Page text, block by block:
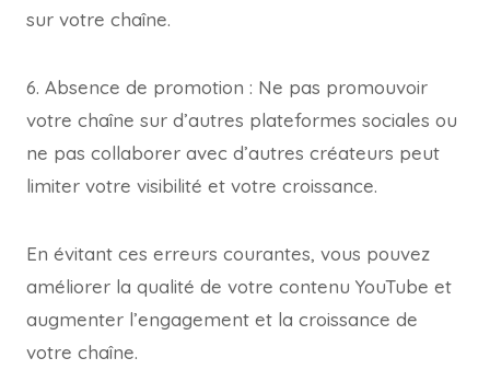
sur votre chaîne.
6. Absence de promotion : Ne pas promouvoir
votre chaîne sur d’autres plateformes sociales ou
ne pas collaborer avec d’autres créateurs peut
limiter votre visibilité et votre croissance.
En évitant ces erreurs courantes, vous pouvez
améliorer la qualité de votre contenu YouTube et
augmenter l’engagement et la croissance de
votre chaîne.